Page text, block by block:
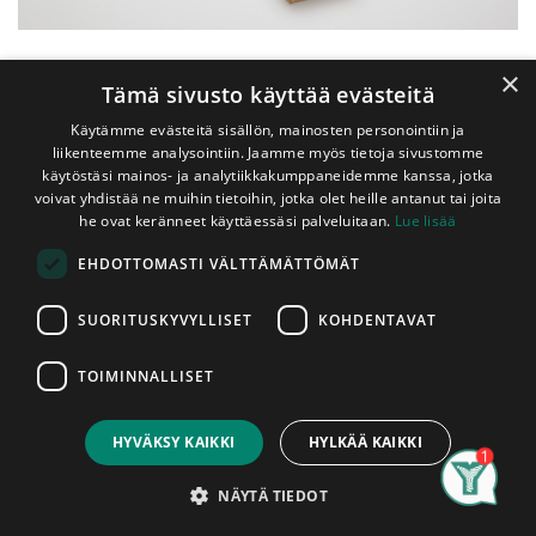
7,40€
Account
Laudelauta Lämpökäsitelty Haapa 28x40 mm SHP
Laudelauta Lämpökäsitelty
Haapa 28x40 mm SHP
A-Laatu
Lämpökäsitelty lauderima, jonka raaka-aineena on A-
laatuluokan haapa. Rimojen pituudet vaihtelevat
varastotilanteen mukaan. Rimat myydään kappaleittain.
Asennettu tuote on hyväksytty tuote, tuotteissa ilmeneviin
×
Tämä sivusto käyttää evästeitä
Käytämme evästeitä sisällön, mainosten personointiin ja
liikenteemme analysointiin. Jaamme myös tietoja sivustomme
käytöstäsi mainos- ja analytiikkakumppaneidemme kanssa, jotka
voivat yhdistää ne muihin tietoihin, jotka olet heille antanut tai joita
he ovat keränneet käyttäessäsi palveluitaan. Lue lisää
EHDOTTOMASTI VÄLTTÄMÄTTÖMÄT
SUORITUSKYVYLLISET KOHDENTAVAT
TOIMINNALLISET
HYVÄKSY KAIKKI HYLKÄÄ KAIKKI
NÄYTÄ TIEDOT